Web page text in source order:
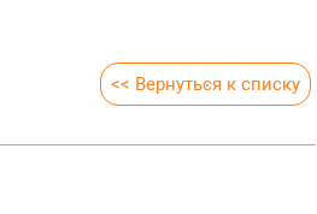
<< Вернуться к списку